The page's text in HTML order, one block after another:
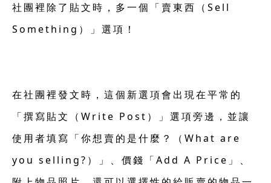
社團裡除了貼文時，多一個「賣東西（Sell
Something）」選項！
在社團裡發文時，這個新選項會出現在平常的
「撰寫貼文（Write Post）」選項旁邊，並讓
使用者填寫「你想賣的是什麼？（What are
you selling?）」、價錢「Add A Price」、